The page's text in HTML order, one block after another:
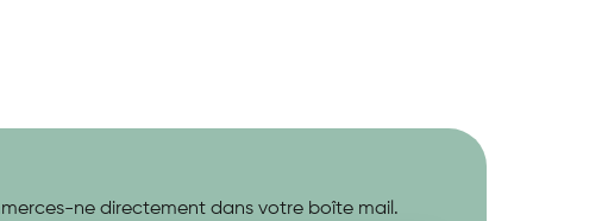
ne directement dans votre boîte mail.